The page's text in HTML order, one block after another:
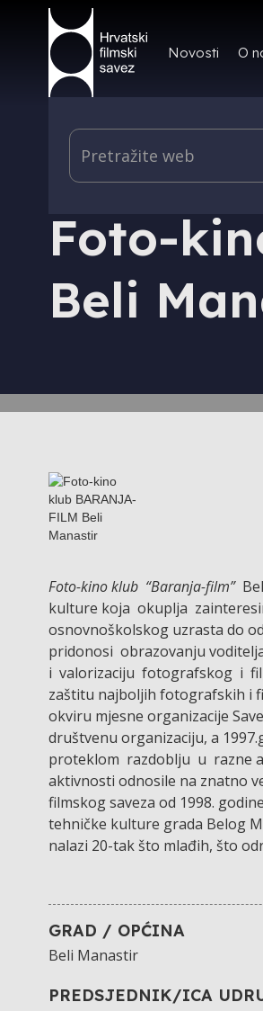
Novosti O
ČLANICA
Foto-
Beli
Foto-kino klub “Baranja-film”
kulture koja okuplja
osnovnoškolskog uzrasta do
pridonosi obrazovanju
i valorizaciju fotografskog i
zaštitu najboljih fotografskih i
okviru mjesne organizacije
društvenu organizaciju, a
proteklom razdoblju u razne
aktivnosti odnosile na znatno
filmskog saveza od 1998.
tehničke kulture grada Belog
nalazi 20-tak što mlađih, što
GRAD / OPĆINA
Beli Manastir
PREDSJEDNIK/ICA